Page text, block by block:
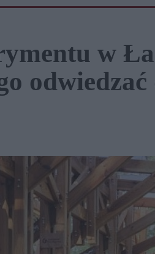
w
odwiedzać